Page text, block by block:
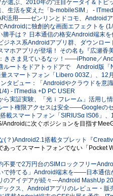
選ぶ、2010年の"注目ケータイ＆ト
生活を変えた「b-mobileSIM」 -
活用――ゼンリンとドコモ、Android
Androidに独創的な画面エフェクトを
勝手は？ 日本通信の格安Android端末
ジネス系Androidアプリ群、ダウンロ
マホアプリが登場！ その名も『広瀬香
きさま見ているなッ！――iPhone／
ルートをドアトゥドアで Android版「
スマートフォン「Libero 003Z」、12
タビュー：「Androidやクラウドを
4) - ITmedia +D PC USER
ら実証実験、「光ｉフレーム」活用し
ート権限アクセスは安全――Googleの
載スマートフォン「SIRIUSα IS06」
Androidに次ぐポジションを目指す
(？)Android2.1搭載タブレット『
あってスマートフォンでない「Pocket
不要で2万円台のSIMロックフリー
で持てる」Android端末を――日本通信
のアイデアが続々---Android MashUp
ックス、Androidアプリのレビュー・